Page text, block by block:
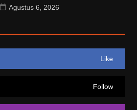
Agustus 6, 2026
Like
Follow